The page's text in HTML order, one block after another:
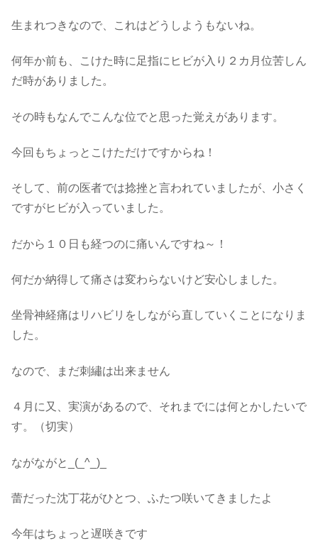
生まれつきなので、これはどうしようもないね。
何年か前も、こけた時に足指にヒビが入り２カ月位苦しん
だ時がありました。
その時もなんでこんな位でと思った覚えがあります。
今回もちょっとこけただけですからね！
そして、前の医者では捻挫と言われていましたが、小さく
ですがヒビが入っていました。
だから１０日も経つのに痛いんですね～！
何だか納得して痛さは変わらないけど安心しました。
坐骨神経痛はリハビリをしながら直していくことになりま
した。
なので、まだ刺繡は出来ません
４月に又、実演があるので、それまでには何とかしたいで
す。（切実）
ながながと_(_^_)_
蕾だった沈丁花がひとつ、ふたつ咲いてきましたよ
今年はちょっと遅咲きです